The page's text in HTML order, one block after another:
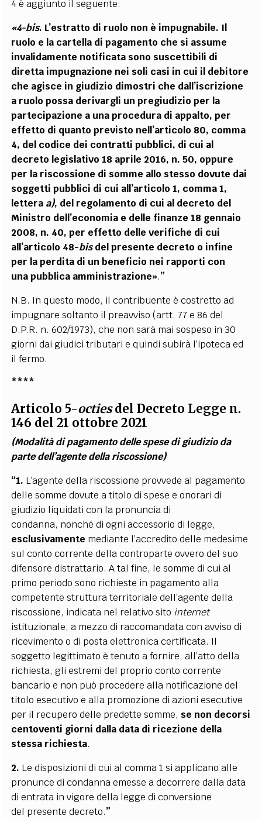
4 è aggiunto il seguente:
«4-bis. L’estratto di ruolo non è impugnabile. Il
ruolo e la cartella di pagamento che si assume
invalidamente notificata sono suscettibili di
diretta impugnazione nei soli casi in cui il debitore
che agisce in giudizio dimostri che dall’iscrizione
a ruolo possa derivargli un pregiudizio per la
partecipazione a una procedura di appalto, per
effetto di quanto previsto nell’articolo 80, comma
4, del codice dei contratti pubblici, di cui al
decreto legislativo 18 aprile 2016, n. 50, oppure
per la riscossione di somme allo stesso dovute dai
soggetti pubblici di cui all’articolo 1, comma 1,
lettera a), del regolamento di cui al decreto del
Ministro dell’economia e delle finanze 18 gennaio
2008, n. 40, per effetto delle verifiche di cui
all’articolo 48-bisdel presente decreto o infine
per la perdita di un beneficio nei rapporti con
unapubblica amministrazione».”
N.B. In questo modo, il contribuente è costretto ad
impugnare soltanto il preavviso (artt. 77 e 86 del
D.P.R. n. 602/1973), che non sarà mai sospeso in 30
giorni dai giudici tributari e quindi subirà l’ipoteca ed
il fermo.
****
Articolo 5-octiesdel Decreto Legge n.
146 del 21 ottobre 2021
(Modalità di pagamento delle spese di giudizio da
parte dell’agente della riscossione)
“1. L’agente della riscossione provvede al pagamento
delle somme dovute a titolo di spese e onorari di
giudizio liquidati con la pronuncia di
condanna, nonché di ogni accessorio di legge,
esclusivamente mediante l’accredito delle medesime
sul conto corrente della controparte ovvero del suo
difensore distrattario. A tal fine, le somme di cui al
primo periodo sono richieste in pagamento alla
competente struttura territoriale dell’agente della
riscossione, indicata nel relativo sito internet
istituzionale, a mezzo di raccomandata con avviso di
ricevimento o di posta elettronica certificata. Il
soggetto legittimato è tenuto a fornire, all’atto della
richiesta, gli estremi del proprio conto corrente
bancario e non può procedere alla notificazione del
titolo esecutivo e alla promozione di azioni esecutive
per il recupero delle predette somme, se non decorsi
centoventi giorni dalla data di ricezione della
stessa richiesta.
2. Le disposizioni di cui al comma 1 si applicano alle
pronunce di condanna emesse a decorrere dalla data
di entrata in vigore della legge di conversione
del presente decreto.”